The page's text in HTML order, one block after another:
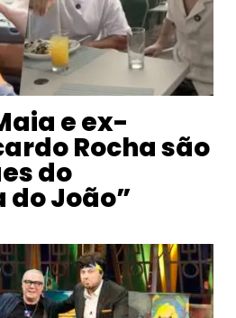
e ex-
Rocha são
do
do João”